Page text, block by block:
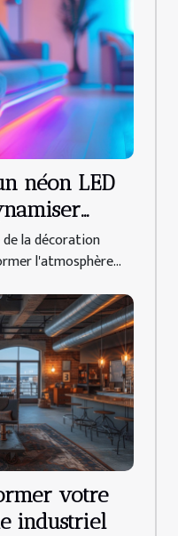
néon LED
la décoration
l'atmosphère...
votre
industriel